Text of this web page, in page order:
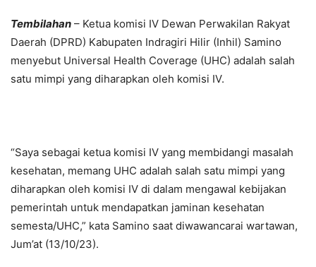
Tembilahan – Ketua komisi IV Dewan Perwakilan Rakyat
Daerah (DPRD) Kabupaten Indragiri Hilir (Inhil) Samino
menyebut Universal Health Coverage (UHC) adalah salah
satu mimpi yang diharapkan oleh komisi IV.
“Saya sebagai ketua komisi IV yang membidangi masalah
kesehatan, memang UHC adalah salah satu mimpi yang
diharapkan oleh komisi IV di dalam mengawal kebijakan
pemerintah untuk mendapatkan jaminan kesehatan
semesta/UHC,” kata Samino saat diwawancarai wartawan,
Jum’at (13/10/23).